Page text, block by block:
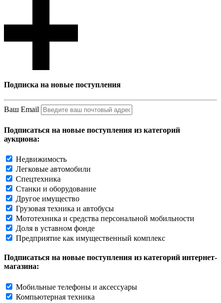
Подписка на новые поступления
Ваш Email
Подписаться на новые поступления из категорий
аукциона:
Недвижимость
Легковые автомобили
Спецтехника
Станки и оборудование
Другое имущество
Грузовая техника и автобусы
Мототехника и средства персональной мобильности
Доля в уставном фонде
Предприятие как имущественный комплекс
Подписаться на новые поступления из категорий интернет-
магазина:
Мобильные телефоны и аксессуары
Компьютерная техника